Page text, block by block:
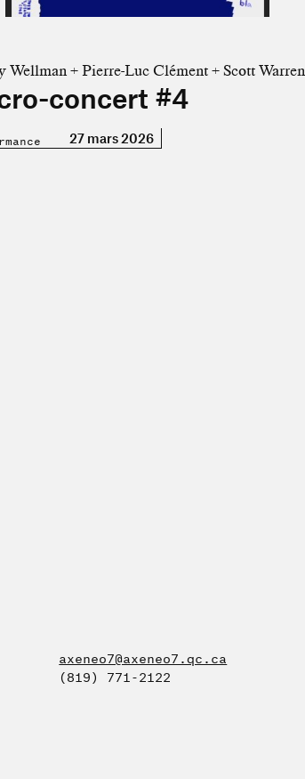
concert #4
Wellman + Pierre-Luc Clément + Scott Warren
27 mars 2026
axeneo7@axeneo7.qc.ca
(819) 771-2122